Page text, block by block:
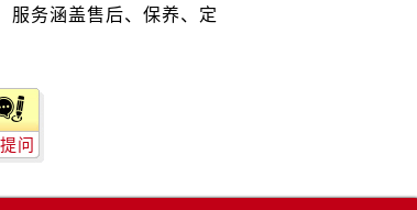
需提前预约）
后服务中心（需提前预约）
（需提前预约）
预约）
预约）
问